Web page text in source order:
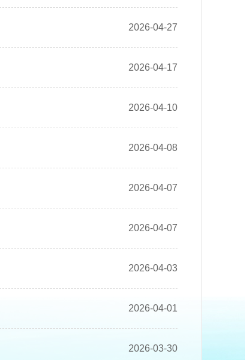
2026-04-27
2026-04-17
2026-04-10
2026-04-08
2026-04-07
2026-04-07
2026-04-03
2026-04-01
2026-03-30